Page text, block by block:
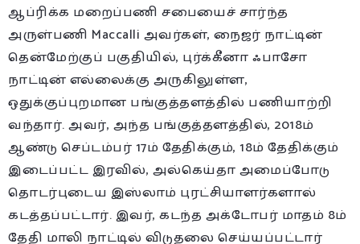
ஆப்ரிக்க மறைப்பணி சபையைச் சார்ந்த
அருள்பணி Maccalli அவர்கள், நைஜர் நாட்டின்
தென்மேற்குப் பகுதியில், புர்க்கீனா ஃபாசோ
நாட்டின் எல்லைக்கு அருகிலுள்ள,
ஒதுக்குப்புறமான பங்குத்தளத்தில் பணியாற்றி
வந்தார். அவர், அந்த பங்குத்தளத்தில், 2018ம்
ஆண்டு செப்டம்பர் 17ம் தேதிக்கும், 18ம் தேதிக்கும்
இடைப்பட்ட இரவில், அல்கெய்தா அமைப்போடு
தொடர்புடைய இஸ்லாம் புரட்சியாளர்களால்
கடத்தப்பட்டார். இவர், கடந்த அக்டோபர் மாதம் 8ம்
தேதி மாலி நாட்டில் விடுதலை செய்யப்பட்டார்